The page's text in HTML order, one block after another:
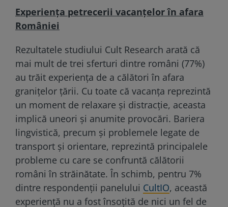
Experiența petrecerii vacanțelor în afara
României
Rezultatele studiului Cult Research arată că
mai mult de trei sferturi dintre români (77%)
au trăit experiența de a călători în afara
granițelor țării. Cu toate că vacanța reprezintă
un moment de relaxare și distracție, aceasta
implică uneori și anumite provocări. Bariera
lingvistică, precum și problemele legate de
transport și orientare, reprezintă principalele
probleme cu care se confruntă călătorii
români în străinătate. În schimb, pentru 7%
dintre respondenții panelului CultIO, această
experiență nu a fost însoțită de nici un fel de